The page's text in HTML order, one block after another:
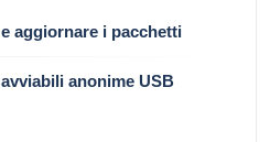
aggiornare i pacchetti
anonime USB